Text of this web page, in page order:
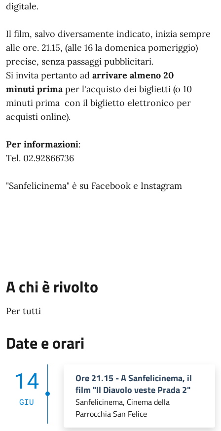
digitale.
Il film, salvo diversamente indicato, inizia sempre
alle ore. 21.15, (alle 16 la domenica pomeriggio)
precise, senza passaggi pubblicitari.
Si invita pertanto ad arrivare almeno 20
minuti primaper l'acquisto dei biglietti (o 10
minuti prima con il biglietto elettronico per
acquisti online).
Per informazioni:
Tel. 02.92866736
"Sanfelicinema" è su Facebook e Instagram
A chi è rivolto
Per tutti
Date e orari
14
GIU
Ore 21.15 - A Sanfelicinema, il
film "Il Diavolo veste Prada 2"
Sanfelicinema, Cinema della
Parrocchia San Felice